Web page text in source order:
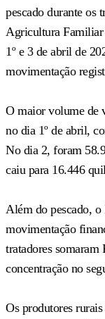
pescado durante os
Agricultura Familiar
1º e 3 de abril de
movimentação
O maior volume de
no dia 1º de abril,
No dia 2, foram
caiu para 16.446
Além do pescado, o
movimentação
tratadores
concentração no
Os produtores